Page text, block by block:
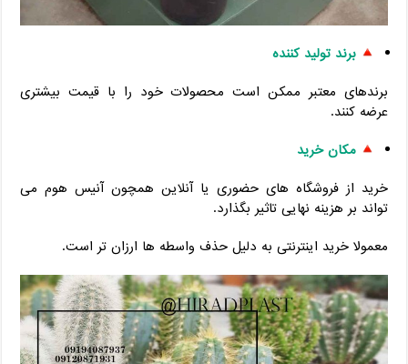
برند تولید کننده
برندهای معتبر ممکن است محصولات خود را با قیمت بیشتری
عرضه کنند.
مکان خرید
خرید از فروشگاه های حضوری یا آنلاین همچون آنیس هوم می
تواند بر هزینه نهایی تاثیر بگذارد.
معمولا خرید اینترنتی به دلیل حذف واسطه ها ارزان تر است.